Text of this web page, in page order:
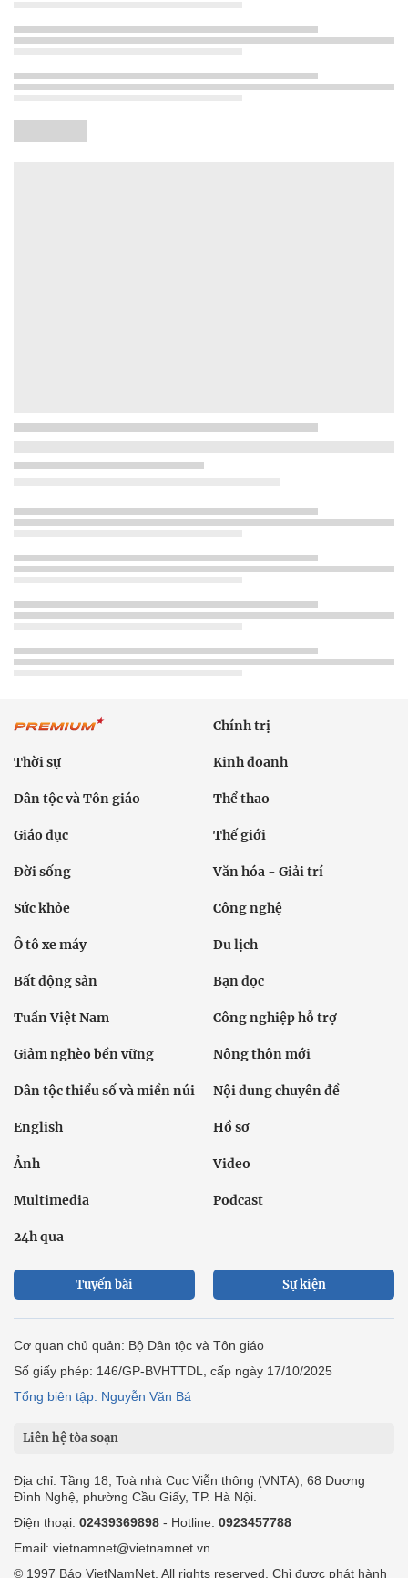
Chính trị
Thời sự Kinh doanh
Dân tộc và Tôn giáo Thể thao
Giáo dục Thế giới
Đời sống Văn hóa - Giải trí
Sức khỏe Công nghệ
Ô tô xe máy Du lịch
Bất động sản Bạn đọc
Tuần Việt Nam Công nghiệp hỗ trợ
Giảm nghèo bền vững Nông thôn mới
Dân tộc thiểu số và miền núi Nội dung chuyên đề
English Hồ sơ
Ảnh Video
Multimedia Podcast
24h qua
Tuyến bài Sự kiện
Cơ quan chủ quản: Bộ Dân tộc và Tôn giáo
Số giấy phép: 146/GP-BVHTTDL, cấp ngày 17/10/2025
Tổng biên tập: Nguyễn Văn Bá
Liên hệ tòa soạn
Địa chỉ: Tầng 18, Toà nhà Cục Viễn thông (VNTA), 68 Dương
Đình Nghệ, phường Cầu Giấy, TP. Hà Nội.
Điện thoại: 02439369898 - Hotline: 0923457788
Email: vietnamnet@vietnamnet.vn
© 1997 Báo VietNamNet. All rights reserved. Chỉ được phát hành